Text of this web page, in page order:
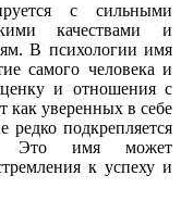
с сильными
качествами и
В психологии имя
самого человека и
и отношения с
как уверенных в себе
подкрепляется
Это имя может
к успеху и